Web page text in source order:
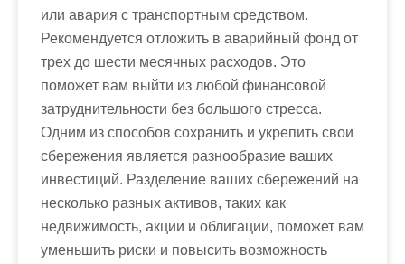
или авария с транспортным средством.
Рекомендуется отложить в аварийный фонд от
трех до шести месячных расходов. Это
поможет вам выйти из любой финансовой
затруднительности без большого стресса.
Одним из способов сохранить и укрепить свои
сбережения является разнообразие ваших
инвестиций. Разделение ваших сбережений на
несколько разных активов, таких как
недвижимость, акции и облигации, поможет вам
уменьшить риски и повысить возможность